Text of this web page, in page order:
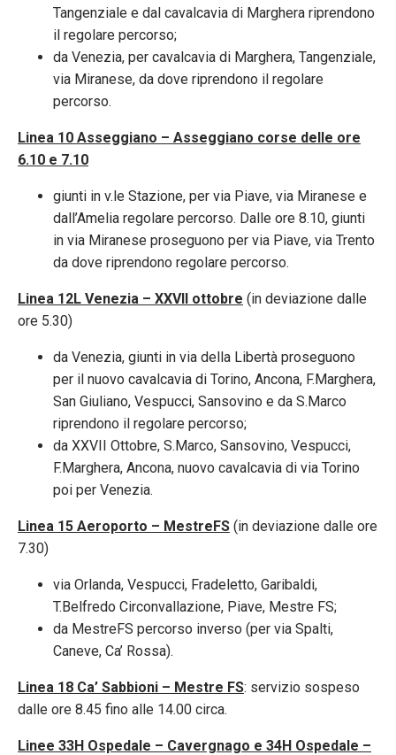
Tangenziale e dal cavalcavia di Marghera riprendono
il regolare percorso;
da Venezia, per cavalcavia di Marghera, Tangenziale,
via Miranese, da dove riprendono il regolare
percorso.
Linea 10 Asseggiano – Asseggiano corse delle ore
6.10 e 7.10
giunti in v.le Stazione, per via Piave, via Miranese e
dall’Amelia regolare percorso. Dalle ore 8.10, giunti
in via Miranese proseguono per via Piave, via Trento
da dove riprendono regolare percorso.
Linea 12L Venezia – XXVII ottobre (in deviazione dalle
ore 5.30)
da Venezia, giunti in via della Libertà proseguono
per il nuovo cavalcavia di Torino, Ancona, F.Marghera,
San Giuliano, Vespucci, Sansovino e da S.Marco
riprendono il regolare percorso;
da XXVII Ottobre, S.Marco, Sansovino, Vespucci,
F.Marghera, Ancona, nuovo cavalcavia di via Torino
poi per Venezia.
Linea 15 Aeroporto – MestreFS (in deviazione dalle ore
7.30)
via Orlanda, Vespucci, Fradeletto, Garibaldi,
T.Belfredo Circonvallazione, Piave, Mestre FS;
da MestreFS percorso inverso (per via Spalti,
Caneve, Ca’ Rossa).
Linea 18 Ca’ Sabbioni – Mestre FS: servizio sospeso
dalle ore 8.45 fino alle 14.00 circa.
Linee 33H Ospedale – Cavergnago e 34H Ospedale –